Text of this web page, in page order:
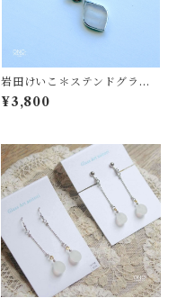
岩田けいこ＊ステンドグラス
ネックレス- 乳白 -
¥3,800